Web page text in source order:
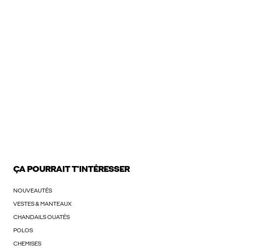
ÇA POURRAIT T'INTÉRESSER
NOUVEAUTÉS
VESTES & MANTEAUX
CHANDAILS OUATÉS
POLOS
CHEMISES